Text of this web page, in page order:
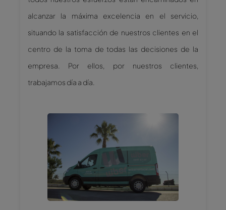
alcanzar la máxima excelencia en el servicio,
situando la satisfacción de nuestros clientes en el
centro de la toma de todas las decisiones de la
empresa. Por ellos, por nuestros clientes,
trabajamos día a día.